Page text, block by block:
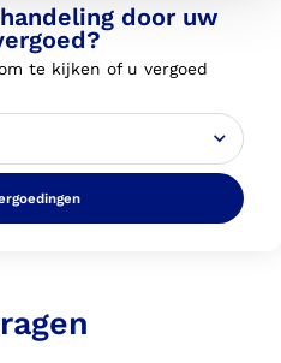
door uw
te kijken of u vergoed